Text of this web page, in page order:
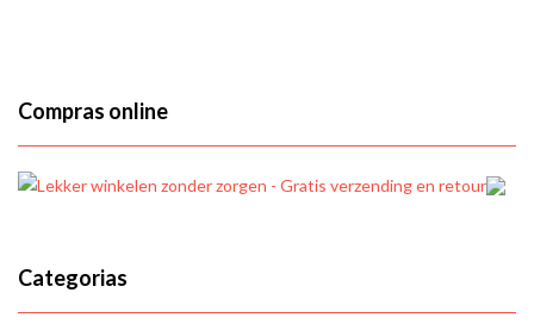
Compras online
Categorias